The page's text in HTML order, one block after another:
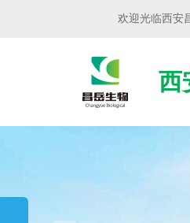
欢迎光临西安
西